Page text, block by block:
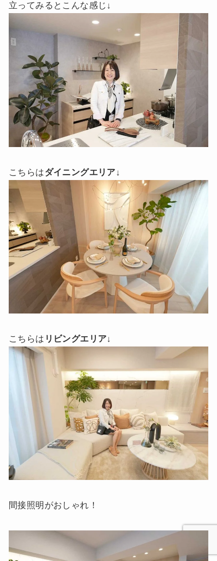
立ってみるとこんな感じ↓
こちらはダイニングエリア↓
こちらは リビングエリア↓
間接照明がおしゃれ！